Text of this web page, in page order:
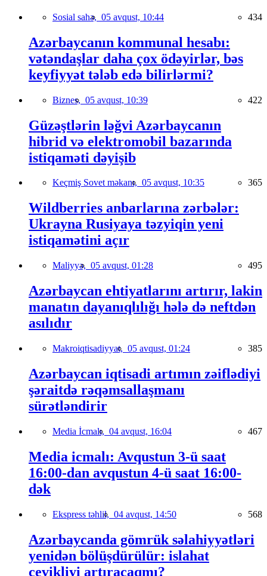
Sosial sahə, 05 avqust, 10:44 434
Azərbaycanın kommunal hesabı:
vətəndaşlar daha çox ödəyirlər, bəs
keyfiyyət tələb edə bilirlərmi?
Biznes, 05 avqust, 10:39 422
Güzəştlərin ləğvi Azərbaycanın
hibrid və elektromobil bazarında
istiqaməti dəyişib
Keçmiş Sovet məkanı, 05 avqust, 10:35 365
Wildberries anbarlarına zərbələr:
Ukrayna Rusiyaya təzyiqin yeni
istiqamətini açır
Maliyyə, 05 avqust, 01:28 495
Azərbaycan ehtiyatlarını artırır, lakin
manatın dayanıqlılığı hələ də neftdən
asılıdır
Makroiqtisadiyyat, 05 avqust, 01:24 385
Azərbaycan iqtisadi artımın zəiflədiyi
şəraitdə rəqəmsallaşmanı
sürətləndirir
Media İcmalı, 04 avqust, 16:04 467
Media icmalı: Avqustun 3-ü saat
16:00-dan avqustun 4-ü saat 16:00-
dək
Ekspress təhlil, 04 avqust, 14:50 568
Azərbaycanda gömrük səlahiyyətləri
yenidən bölüşdürülür: islahat
çevikliyi artıracaqmı?